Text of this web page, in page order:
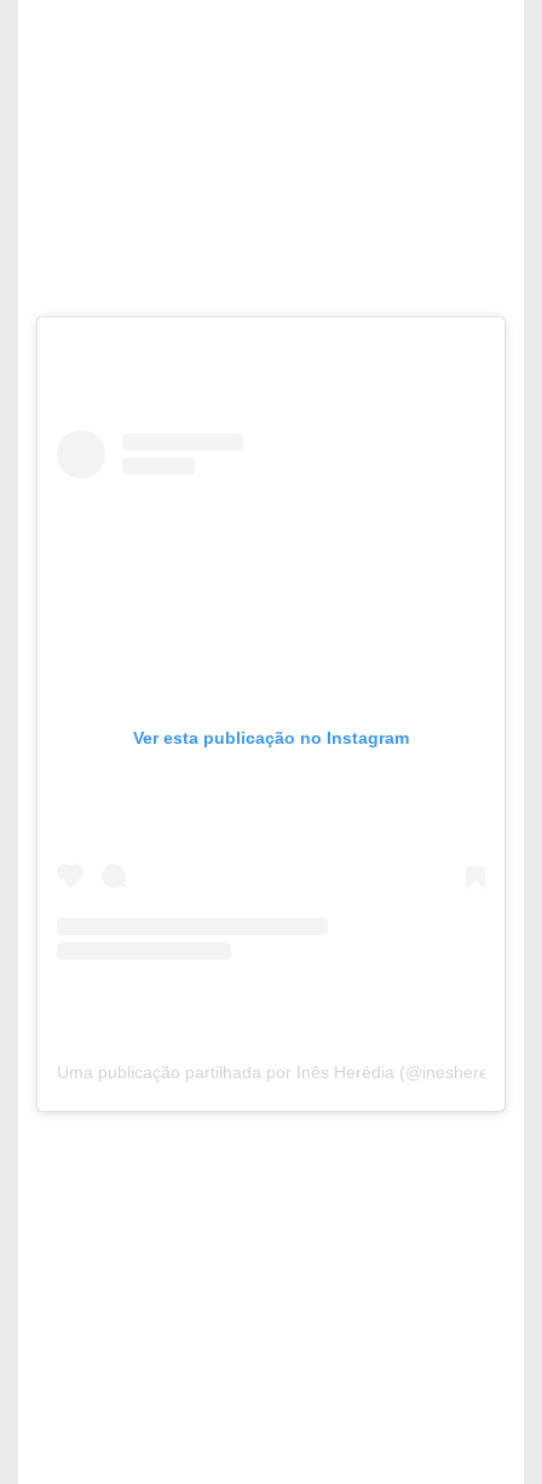
Ver esta publicação no Instagram
Uma publicação partilhada por Inês Herédia (@inesheredia)